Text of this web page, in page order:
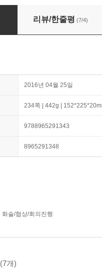
리뷰/한줄평 (7/4)
2016년 04월 25일
234쪽 | 442g |
9788965291343
8965291348
화술/협상/회의진행
(7개)